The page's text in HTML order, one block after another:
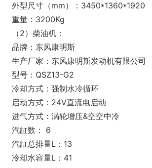
外型尺寸（mm）：3450*1360*1920
重量：3200Kg
（2）柴油机：
品牌：东风康明斯
生产厂家：东风康明斯发动机有限公司
型号：QSZ13-G2
冷却方式：强制水冷循环
启动方式：24V直流电启动
进气方式：涡轮增压&空空中冷
汽缸数： 6
汽缸总排量L：13
冷却水容量L：41